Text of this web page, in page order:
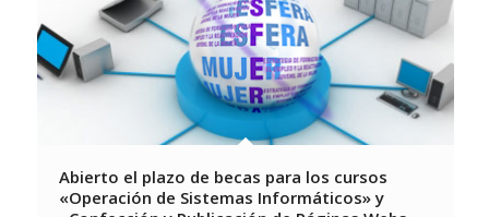
Abierto el plazo de becas para los cursos
«Operación de Sistemas Informáticos» y